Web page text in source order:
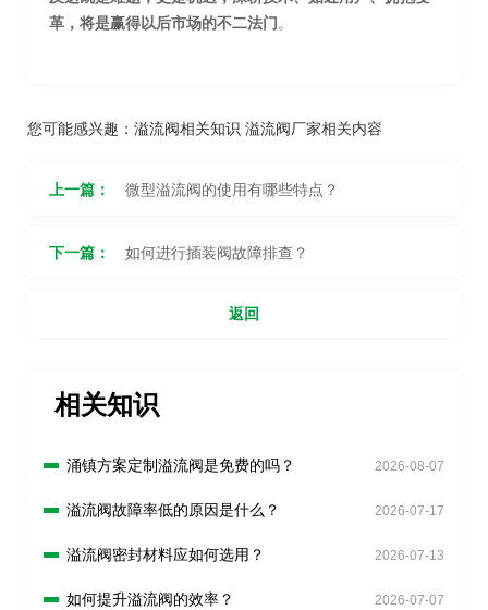
革，将是赢得以后市场的不二法门。
您可能感兴趣： 溢流阀相关知识 溢流阀厂家相关内容
上一篇： 微型溢流阀的使用有哪些特点？
下一篇： 如何进行插装阀故障排查？
返回
相关知识
涌镇方案定制溢流阀是免费的吗？ 2026-08-07
溢流阀故障率低的原因是什么？ 2026-07-17
溢流阀密封材料应如何选用？ 2026-07-13
如何提升溢流阀的效率？ 2026-07-07